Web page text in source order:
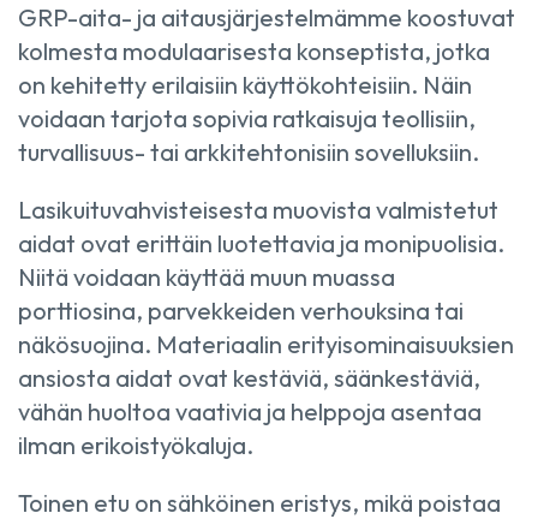
GRP-aita- ja aitausjärjestelmämme koostuvat
kolmesta modulaarisesta konseptista, jotka
on kehitetty erilaisiin käyttökohteisiin. Näin
voidaan tarjota sopivia ratkaisuja teollisiin,
turvallisuus- tai arkkitehtonisiin sovelluksiin.
Lasikuituvahvisteisesta muovista valmistetut
aidat ovat erittäin luotettavia ja monipuolisia.
Niitä voidaan käyttää muun muassa
porttiosina, parvekkeiden verhouksina tai
näkösuojina. Materiaalin erityisominaisuuksien
ansiosta aidat ovat kestäviä, säänkestäviä,
vähän huoltoa vaativia ja helppoja asentaa
ilman erikoistyökaluja.
Toinen etu on sähköinen eristys, mikä poistaa